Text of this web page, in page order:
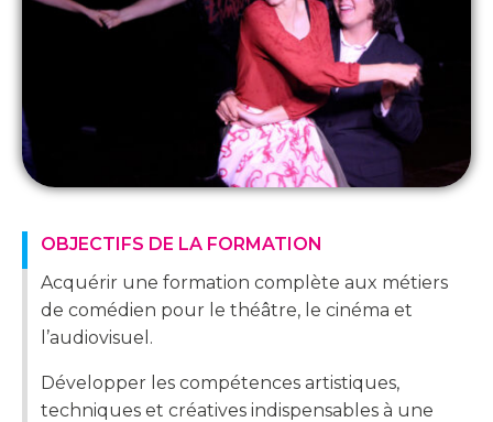
OBJECTIFS DE LA FORMATION
Acquérir une formation complète aux métiers
de comédien pour le théâtre, le cinéma et
l’audiovisuel.
Développer les compétences artistiques,
techniques et créatives indispensables à une